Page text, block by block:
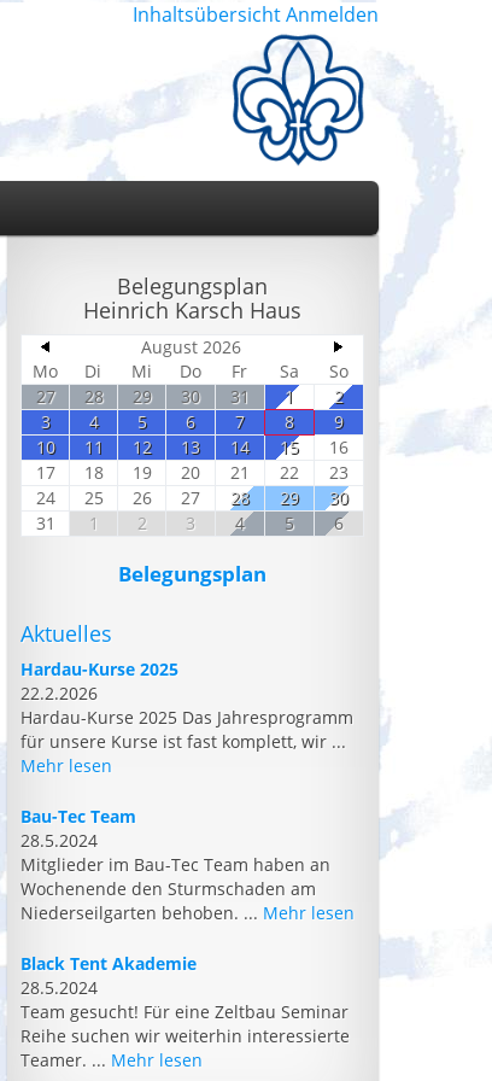
Inhaltsübersicht Anmelden
Belegungsplan
Heinrich Karsch Haus
August 2026
Mo
Di Mi Do Fr Sa
So
27
28 29 30 31 1
2
3
4 5 6 7 8
9
10
11 12 13 14 15
16
17
18 19 20 21 22
23
24
25 26 27 28 29
30
31
1 2 3 4 5 6
Belegungsplan
Aktuelles
Hardau-Kurse 2025
22.2.2026
Hardau-Kurse 2025 Das Jahresprogramm
für unsere Kurse ist fast komplett, wir ...
Mehr lesen
Bau-Tec Team
28.5.2024
Mitglieder im Bau-Tec Team haben an
Wochenende den Sturmschaden am
Niederseilgarten behoben. ... Mehr lesen
Black Tent Akademie
28.5.2024
Team gesucht! Für eine Zeltbau Seminar
Reihe suchen wir weiterhin interessierte
Teamer. ... Mehr lesen